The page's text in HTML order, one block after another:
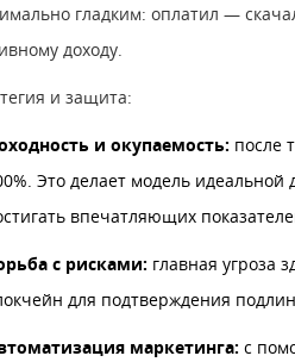
гладким: оплатил —
доходу.
и защита:
и окупаемость: после
Это делает модель
впечатляющих
с рисками: главная угроза
для подтверждения
маркетинга: с